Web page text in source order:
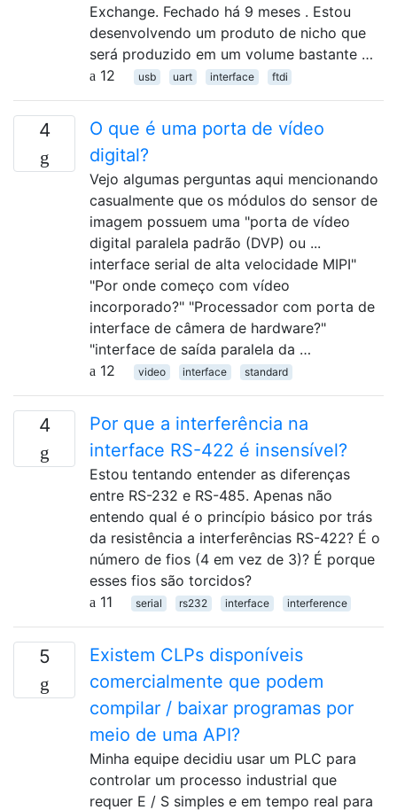
Exchange. Fechado há 9 meses . Estou
desenvolvendo um produto de nicho que
será produzido em um volume bastante …
12
usb uart interface ftdi
4
O que é uma porta de vídeo
digital?
Vejo algumas perguntas aqui mencionando
casualmente que os módulos do sensor de
imagem possuem uma "porta de vídeo
digital paralela padrão (DVP) ou ...
interface serial de alta velocidade MIPI"
"Por onde começo com vídeo
incorporado?" "Processador com porta de
interface de câmera de hardware?"
"interface de saída paralela da …
12
video interface standard
4
Por que a interferência na
interface RS-422 é insensível?
Estou tentando entender as diferenças
entre RS-232 e RS-485. Apenas não
entendo qual é o princípio básico por trás
da resistência a interferências RS-422? É o
número de fios (4 em vez de 3)? É porque
esses fios são torcidos?
11
serial rs232 interface interference
5
Existem CLPs disponíveis
comercialmente que podem
compilar / baixar programas por
meio de uma API?
Minha equipe decidiu usar um PLC para
controlar um processo industrial que
requer E / S simples e em tempo real para